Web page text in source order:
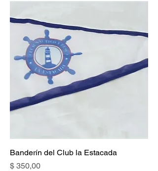
Banderín del Club la Estacada
Precio
$ 350,00